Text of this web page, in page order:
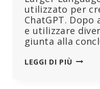
utilizzato per
ChatGPT.
e utilizzare
giunta alla
LEGGI DI PIÙLIMITI